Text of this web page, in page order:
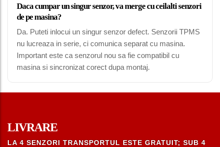
Daca cumpar un singur senzor, va merge cu ceilalti senzori
de pe masina?
Da. Puteti inlocui un singur senzor defect. Senzorii TPMS
nu lucreaza in serie, ci comunica separat cu masina.
Important este ca senzorul nou sa fie compatibil cu
masina si sincronizat corect dupa montaj.
LIVRARE
LA 4 SENZORI TRANSPORTUL ESTE GRATUIT; SUB 4